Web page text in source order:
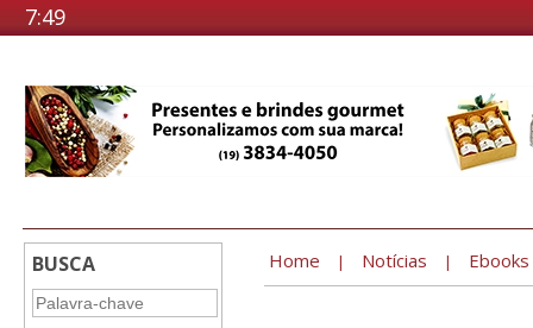
7:49
BUSCA Home | Notícias | Ebooks